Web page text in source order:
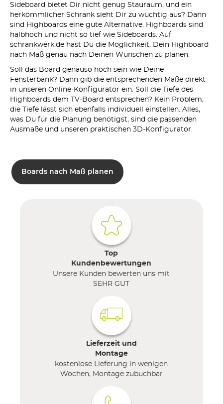
Sideboard bietet Dir nicht genug Stauraum, und ein
herkömmlicher Schrank sieht Dir zu wuchtig aus? Dann
sind Highboards eine gute Alternative. Highboards sind
halbhoch und nicht so tief wie Sideboards. Auf
schrankwerk.de hast Du die Möglichkeit, Dein Highboard
nach Maß genau nach Deinen Wünschen zu planen.
Soll das Board genauso hoch sein wie Deine
Fensterbank? Dann gib die entsprechenden Maße direkt
in unseren Online-Konfigurator ein. Soll die Tiefe des
Highboards dem TV-Board entsprechen? Kein Problem,
die Tiefe lässt sich ebenfalls individuell einstellen. Alles,
was Du für die Planung benötigst, sind die passenden
Ausmaße und unseren praktischen 3D-Konfigurator.
Boards nach Maß planen
Top
Kundenbewertungen
Unsere Kunden bewerten uns mit
SEHR GUT
Lieferzeit und
Montage
kostenlose Lieferung in wenigen
Wochen, Montage zubuchbar